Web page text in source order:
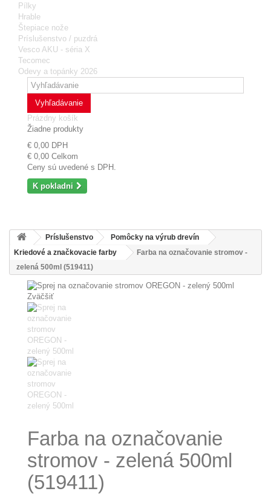
Pílky
Hrable
Štepiace nože
Príslušenstvo / puzdrá
Vesco AKU - séria X
Tecomec
Odevy a topánky 2026
Vyhľadávanie
Prázdny košík
Žiadne produkty
€ 0,00 DPH
€ 0,00 Celkom
Ceny sú uvedené s DPH.
K pokladni
Príslušenstvo
Pomôcky na výrub drevín
Kriedové a značkovacie farby
Farba na označovanie stromov -
zelená 500ml (519411)
Zväčšiť
Farba na označovanie
stromov - zelená 500ml
(519411)